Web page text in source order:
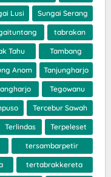
Lusi Sungai Serang
tabrakan
Tahu Tambang
Anom Tanjungharjo
Tegowanu
Tercebur Sawah
Terlindas Terpeleset
tersambarpetir
tertabrakkereta